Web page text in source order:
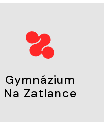
Gymnázium
Na Zatlance